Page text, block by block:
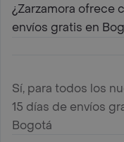
¿Zarzamora ofrece
envíos gratis en
Sí, para todos los
15 días de envíos
Bogotá